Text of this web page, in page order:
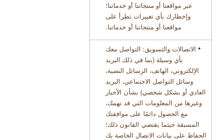
عبر مواقعنا أو منتجاتنا أو خدماتنا؛
وإخطارك بأي تغييرات تطرأ على
مواقعنا أو منتجاتنا أو خدماتنا.
• الاتصالات والتسويق: التواصل معك
بأي وسيلة (بما في ذلك البريد
الإلكتروني، الهاتف، الرسائل النصية،
وسائل التواصل الاجتماعي، البريد
العادي أو بشكل شخصي) بشأن الأخبار
وغيرها من المعلومات التي قد تهمك،
مع الحصول دائمًا على موافقتك
المسبقة حيثما يقتضي القانون ذلك؛
الحفاظ على بيانات الاتصال الخاصة بك